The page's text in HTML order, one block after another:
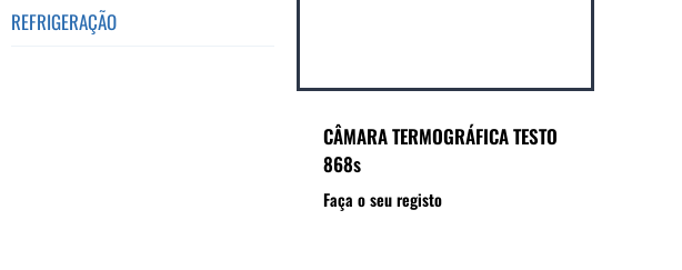
REFRIGERAÇÃO
CÂMARA TERMOGRÁFICA TESTO
868s
Faça o seu registo